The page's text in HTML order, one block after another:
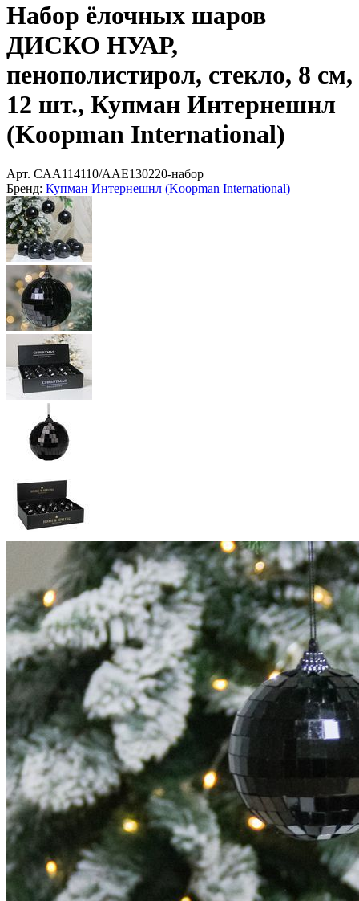
Набор ёлочных шаров
ДИСКО НУАР,
пенополистирол, стекло, 8 см,
12 шт., Купман Интернешнл
(Koopman International)
Арт. CAA114110/AAE130220-набор
Бренд: Купман Интернешнл (Koopman International)